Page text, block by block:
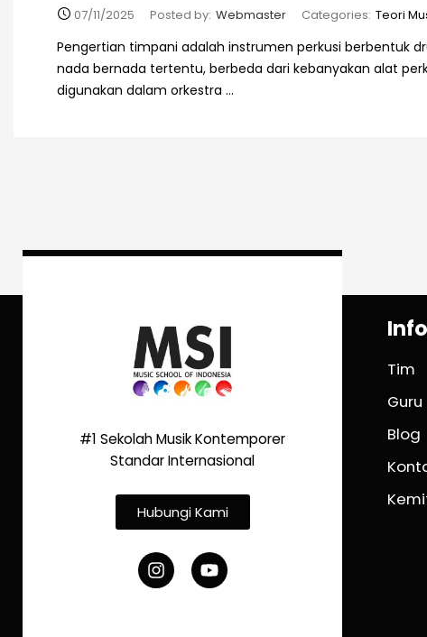
07/11/2025 Posted by: Webmaster Categories: Teori
Pengertian timpani adalah instrumen perkusi berbentuk
nada bernada tertentu, berbeda dari kebanyakan alat
digunakan dalam orkestra ...
#1 Sekolah Musik Kontemporer
Standar Internasional
Hubungi Kami
Tim
Guru
Blog